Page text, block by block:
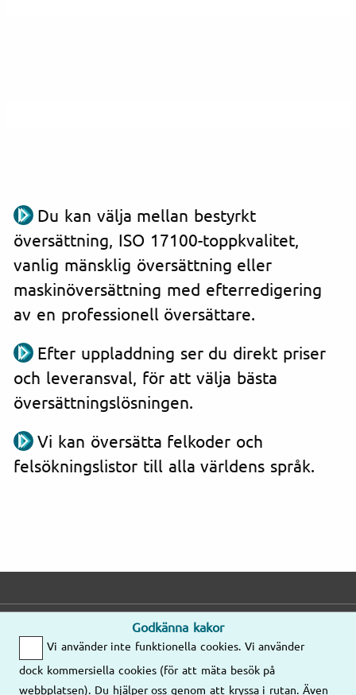
Du kan välja mellan bestyrkt
översättning, ISO 17100-toppkvalitet,
vanlig mänsklig översättning eller
maskinöversättning med efterredigering
av en professionell översättare.
Efter uppladdning ser du direkt priser
och leveransval, för att välja bästa
översättningslösningen.
Vi kan översätta felkoder och
felsökningslistor till alla världens språk.
Godkänna kakor
Vi använder inte funktionella cookies. Vi använder
dock kommersiella cookies (för att mäta besök på
webbplatsen). Du hjälper oss genom att kryssa i rutan. Även
E-post
Mejla oss gärna
så kontaktar vi
Telefon
8.00–17.00
Våra kontor